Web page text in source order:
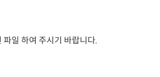
일 하여 주시기 바랍니다.